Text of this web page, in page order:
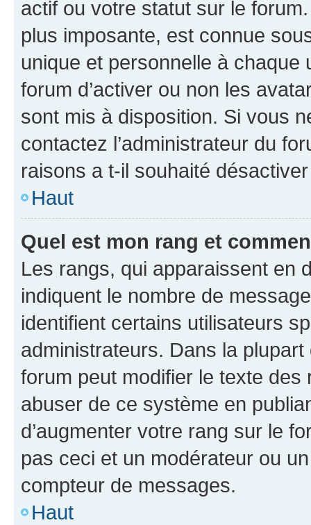
actif ou votre statut sur le
plus imposante, est connue
unique et personnelle à chaque
forum d’activer ou non les
sont mis à disposition. Si vous
contactez l’administrateur du
raisons a t-il souhaité
Haut
Quel est mon rang et
Les rangs, qui apparaissent en
indiquent le nombre de
identifient certains utilisateurs
administrateurs. Dans la
forum peut modifier le texte
abuser de ce système en
d’augmenter votre rang sur le
pas ceci et un modérateur ou
compteur de messages.
Haut